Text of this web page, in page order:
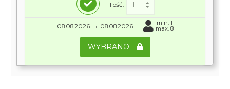
Ilość:
08.08.2026 → 08.08.2026 min. 1
max. 8
WYBRANO